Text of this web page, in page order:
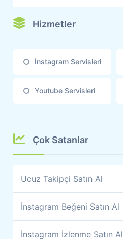
Hizmetler
İnstagram Servisleri
Youtube Servisleri
Çok Satanlar
Ucuz Takipçi Satın Al
İnstagram Beğeni Satın Al
İnstagram İzlenme Satın Al